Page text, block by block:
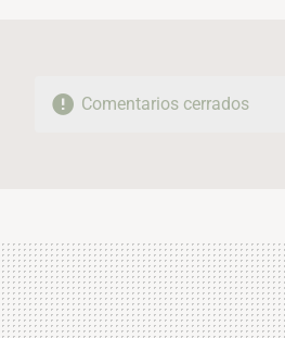
Comentarios cerrados